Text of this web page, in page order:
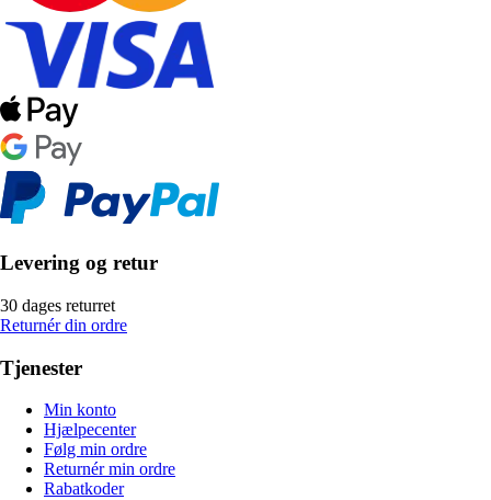
Levering og retur
30 dages returret
Returnér din ordre
Tjenester
Min konto
Hjælpecenter
Følg min ordre
Returnér min ordre
Rabatkoder